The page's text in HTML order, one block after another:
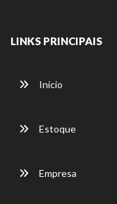
LINKS PRINCIPAIS
Início
Estoque
Empresa